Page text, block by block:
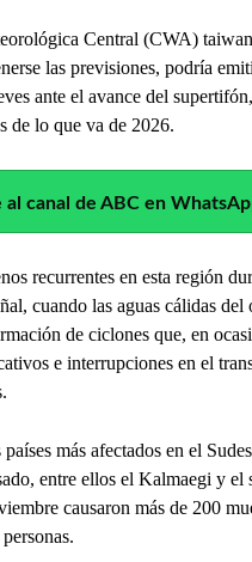
Central (CWA)
las previsiones, podría
ante el avance del
de lo que va de 2026.
al canal de ABC en
recurrentes en esta región
cuando las aguas cálidas del
de ciclones que, en
e interrupciones en el
más afectados en el
entre ellos el Kalmaegi y el
causaron más de 200